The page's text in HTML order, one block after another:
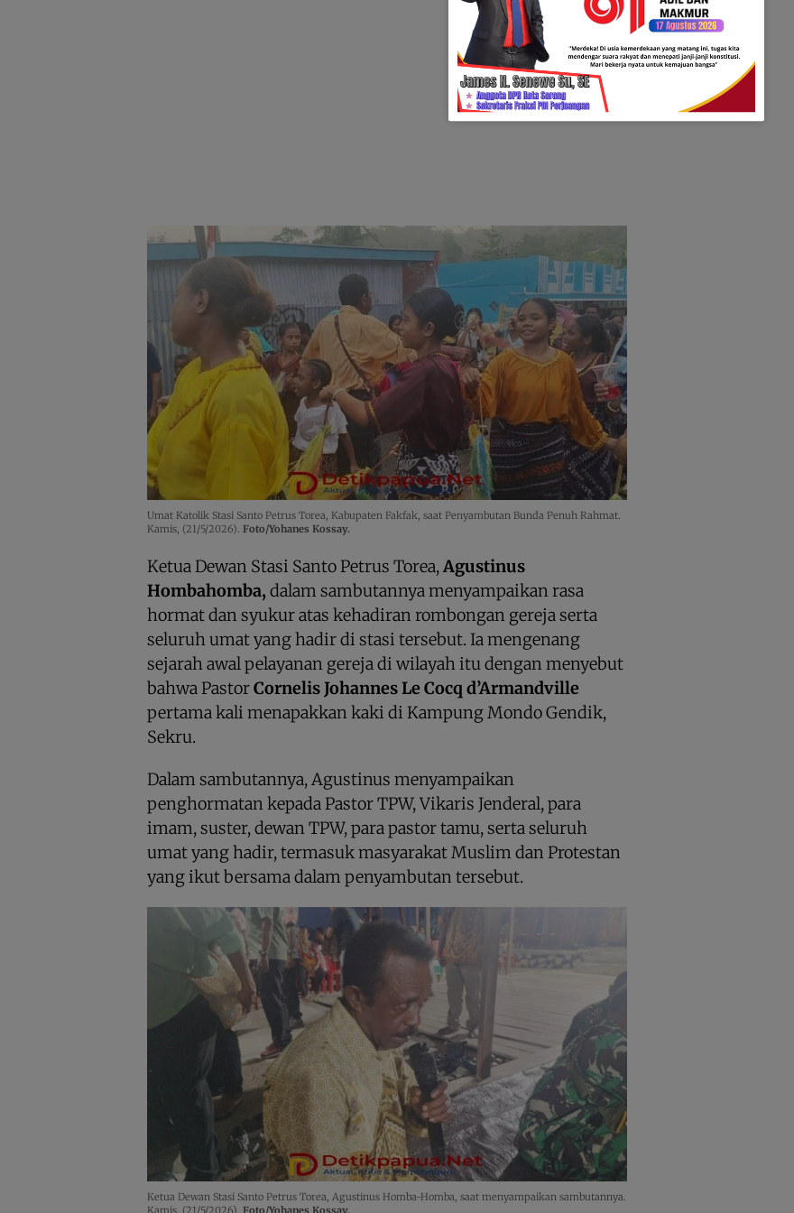
Umat Katolik Stasi Santo Petrus Torea, Kabupaten Fakfak, saat Penyambutan Bunda Penuh Rahmat.
Kamis, (21/5/2026). Foto/Yohanes Kossay.
Ketua Dewan Stasi Santo Petrus Torea,Agustinus
Hombahomba, dalam sambutannya menyampaikan rasa
hormat dan syukur atas kehadiran rombongan gereja serta
seluruh umat yang hadir di stasi tersebut. Ia mengenang
sejarah awal pelayanan gereja di wilayah itu dengan menyebut
bahwa PastorCornelis Johannes Le Cocq d’Armandville
pertama kali menapakkan kaki di Kampung Mondo Gendik,
Sekru.
Dalam sambutannya, Agustinus menyampaikan
penghormatan kepada Pastor TPW, Vikaris Jenderal, para
imam, suster, dewan TPW, para pastor tamu, serta seluruh
umat yang hadir, termasuk masyarakat Muslim dan Protestan
yang ikut bersama dalam penyambutan tersebut.
Ketua Dewan Stasi Santo Petrus Torea, Agustinus Homba-Homba, saat menyampaikan sambutannya.
Kamis, (21/5/2026). Foto/Yohanes Kossay.